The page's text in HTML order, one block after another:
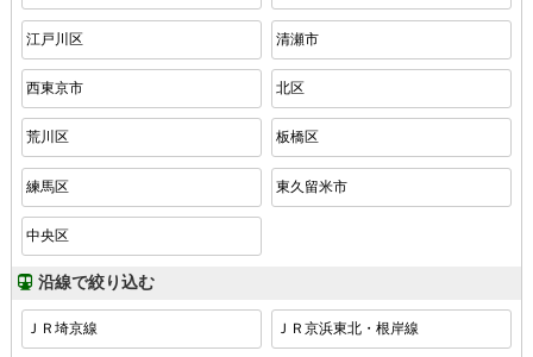
江戸川区 清瀬市
西東京市 北区
荒川区 板橋区
練馬区 東久留米市
中央区
沿線で絞り込む
ＪＲ埼京線 ＪＲ京浜東北・根岸線